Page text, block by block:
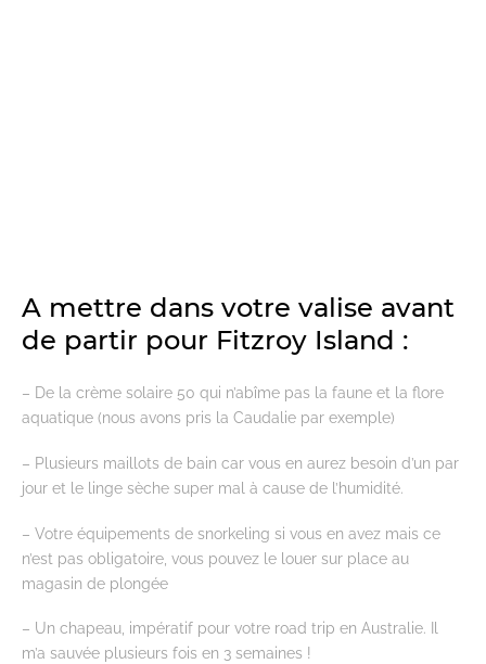
A mettre dans votre valise avant
de partir pour Fitzroy Island :
– De la crème solaire 50 qui n’abîme pas la faune et la flore
aquatique (nous avons pris la Caudalie par exemple)
– Plusieurs maillots de bain car vous en aurez besoin d’un par
jour et le linge sèche super mal à cause de l’humidité.
– Votre équipements de snorkeling si vous en avez mais ce
n’est pas obligatoire, vous pouvez le louer sur place au
magasin de plongée
– Un chapeau, impératif pour votre road trip en Australie. Il
m’a sauvée plusieurs fois en 3 semaines !